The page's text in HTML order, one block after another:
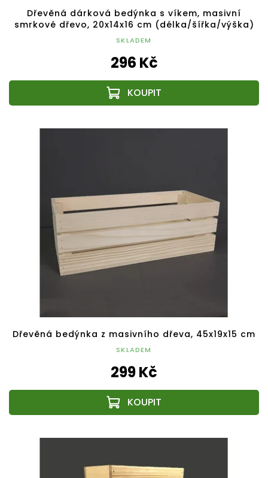
Dřevěná dárková bedýnka s víkem, masivní
smrkové dřevo, 20x14x16 cm (délka/šířka/výška)
SKLADEM
296 Kč
Dřevěná bedýnka z masivního dřeva, 45x19x15 cm
SKLADEM
299 Kč